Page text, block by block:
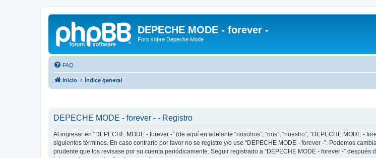
DEPECHE MODE - forever -
Foro sobre Depeche Mode
FAQ
Inicio Índice general
DEPECHE MODE - forever - - Registro
Al ingresar en “DEPECHE MODE - forever -” (de aquí en adelante “nosotros”, “nos”, “nuestro”, “DEPECHE MODE -
siguientes términos. En caso contrario por favor no se registre y/o use “DEPECHE MODE - forever -”. Podemos
prudente que los revisase por su cuenta periódicamente. Seguir registrado a “DEPECHE MODE - forever -”